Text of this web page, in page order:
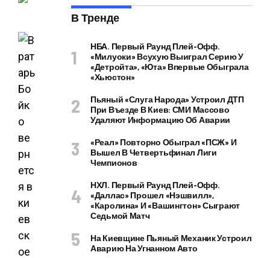
В Тренде
НБА. Первый Раунд Плей-Офф.
«Милуоки» Всухую Выиграл Серию У
«Детройта», «Юта» Впервые Обыграла
«Хьюстон»
Пьяный «слуга Народа» Устроил ДТП
При Въезде В Киев: СМИ Массово
Удаляют Информацию Об Аварии
«Реал» Повторно Обыграл «ПСЖ» И
Вышел В Четвертьфинал Лиги
Чемпионов
НХЛ. Первый Раунд Плей-Офф.
«Даллас» Прошел «Нэшвилл»,
«Каролина» И «Вашингтон» Сыграют
Седьмой Матч
На Киевщине Пьяный Механик Устроил
Аварию На Угнанном Авто